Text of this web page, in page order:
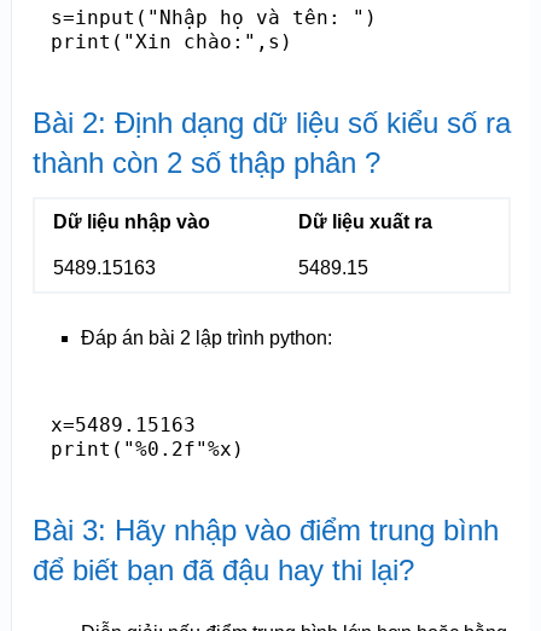
s=input("Nhập họ và tên: ")
print("Xin chào:",s)
Bài 2: Định dạng dữ liệu số kiểu số ra
thành còn 2 số thập phân ?
Dữ liệu nhập vào Dữ liệu xuất ra
5489.15163 5489.15
Đáp án bài 2 lập trình python:
x=5489.15163
print("%0.2f"%x)
Bài 3: Hãy nhập vào điểm trung bình
để biết bạn đã đậu hay thi lại?